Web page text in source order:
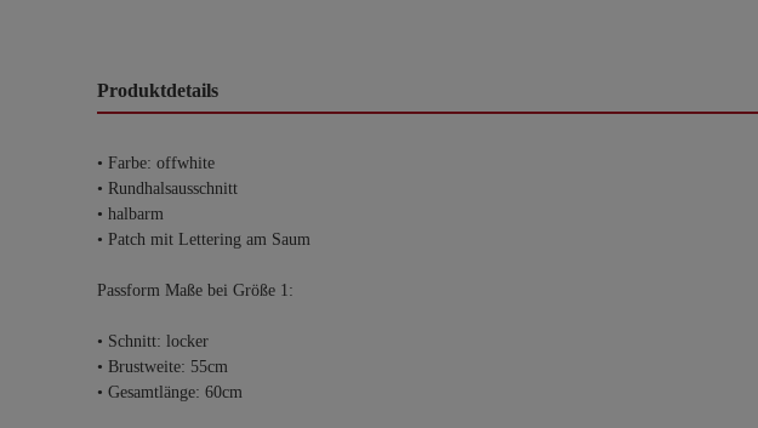
Produktdetails
• Farbe: offwhite
• Rundhalsausschnitt
• halbarm
• Patch mit Lettering am Saum
Passform Maße bei Größe 1:
• Schnitt: locker
• Brustweite: 55cm
• Gesamtlänge: 60cm